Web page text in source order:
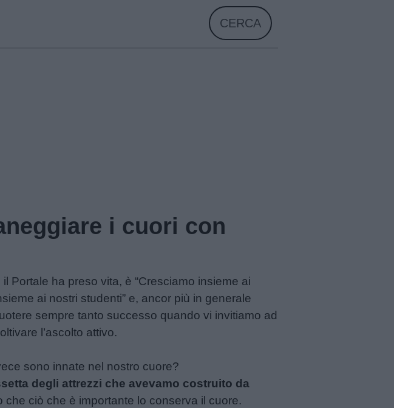
CERCA
i cuori con
Portale ha preso vita, è “Cresciamo insieme ai
ai nostri studenti” e, ancor più in generale
sempre tanto successo quando vi invitiamo ad
l’ascolto attivo.
sono innate nel nostro cuore?
degli attrezzi che avevamo costruito da
ciò che è importante lo conserva il cuore.